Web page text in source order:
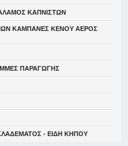
ΚΑΠΝΙΣΤΩΝ
ΚΑΜΠΑΝΕΣ ΚΕΝΟΥ ΑΕΡΟΣ
ΠΑΡΑΓΩΓΗΣ
- ΕΙΔΗ ΚΗΠΟΥ